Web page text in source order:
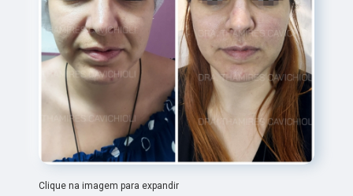
Clique na imagem para expandir